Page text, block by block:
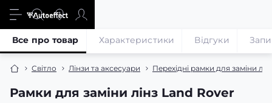
Світло Лінзи та аксесуари Перехідні рамки для заміни
Рамки для заміни лінз Land Rover
Все про товар Характеристики Відгуки